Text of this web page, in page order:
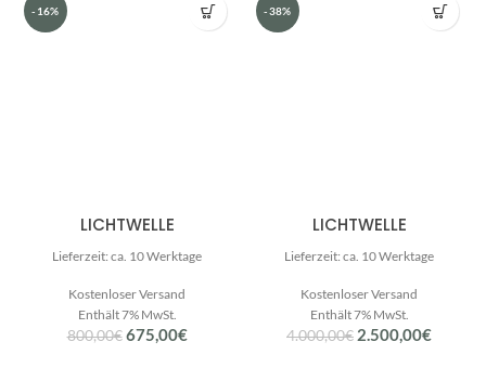
-16%
LICHTWELLE
800,00€ Ursprünglicher
675,00€Aktueller
Enthält 7% MwSt.
Kostenloser Versand
Lieferzeit: ca. 10 Werktage
-38%
LICHTWELLE
4.000,00€ Ursprünglicher
2.500,00€
Enthält 7% MwSt.
Kostenloser Versand
Lieferzeit: ca. 10 Werktage